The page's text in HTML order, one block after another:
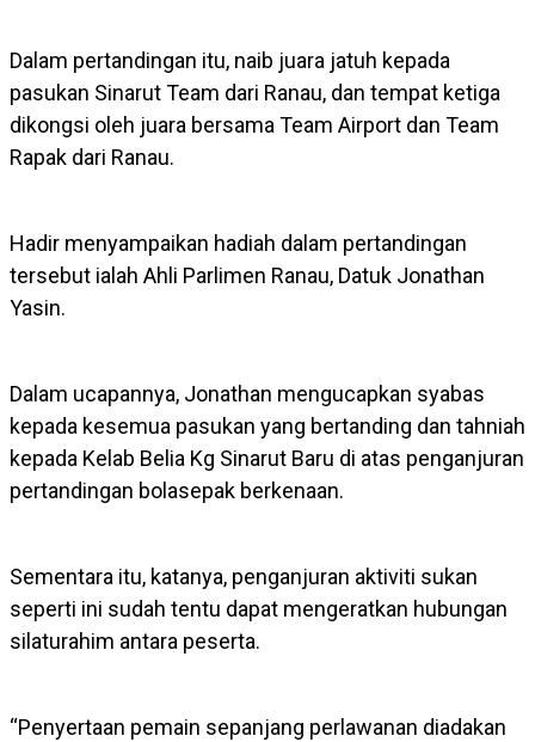
Dalam pertandingan itu, naib juara jatuh kepada
pasukan Sinarut Team dari Ranau, dan tempat ketiga
dikongsi oleh juara bersama Team Airport dan Team
Rapak dari Ranau.
Hadir menyampaikan hadiah dalam pertandingan
tersebut ialah Ahli Parlimen Ranau, Datuk Jonathan
Yasin.
Dalam ucapannya, Jonathan mengucapkan syabas
kepada kesemua pasukan yang bertanding dan tahniah
kepada Kelab Belia Kg Sinarut Baru di atas penganjuran
pertandingan bolasepak berkenaan.
Sementara itu, katanya, penganjuran aktiviti sukan
seperti ini sudah tentu dapat mengeratkan hubungan
silaturahim antara peserta.
“Penyertaan pemain sepanjang perlawanan diadakan